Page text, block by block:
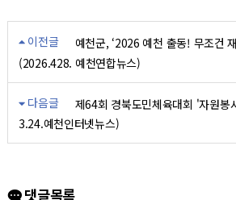
이전글
예천군, ‘2026 예천 출동! 무조건
(2026.428. 예천연합뉴스)
다음글
제64회 경북도민체육대회 '자원
3.24.예천인터넷뉴스)
댓글목록